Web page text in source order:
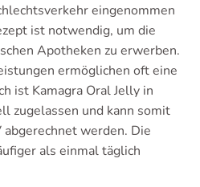
eingenommen
ist notwendig, um die
Apotheken zu erwerben.
ermöglichen oft eine
ist Kamagra Oral Jelly in
zugelassen und kann somit
werden. Die
als einmal täglich